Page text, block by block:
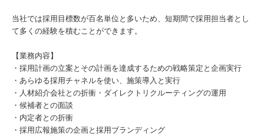
当社では採用目標数が百名単位と多いため、短期間で採用担当者とし
て多くの経験を積むことができます。
【業務内容】
・採用計画の立案とその計画を達成するための戦略策定と企画実行
・あらゆる採用チャネルを使い、施策導入と実行
・人材紹介会社との折衝・ダイレクトリクルーティングの運用
・候補者との面談
・内定者との折衝
・採用広報施策の企画と採用ブランディング